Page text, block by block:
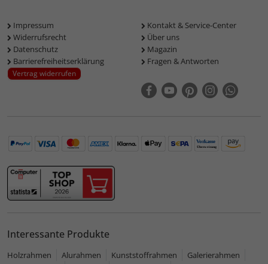
Impressum
Widerrufsrecht
Datenschutz
Barrierefreiheitserklärung
Vertrag widerrufen
Kontakt & Service-Center
Über uns
Magazin
Fragen & Antworten
Interessante Produkte
Holzrahmen Alurahmen Kunststoffrahmen
Galerierahmen